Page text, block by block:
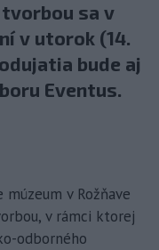
sa v
v utorok (14.
bude aj
Eventus.
múzeum v Rožňave
v rámci ktorej
odborného